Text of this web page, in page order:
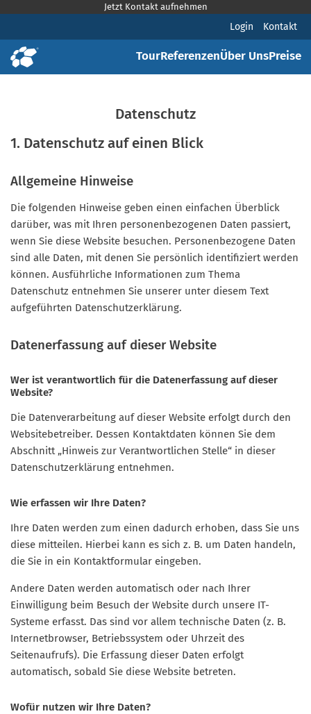
Jetzt Kontakt aufnehmen
Login Kontakt
TourReferenzenÜber UnsPreise
Datenschutz
1. Datenschutz auf einen Blick
Allgemeine Hinweise
Die folgenden Hinweise geben einen einfachen Überblick
darüber, was mit Ihren personenbezogenen Daten passiert,
wenn Sie diese Website besuchen. Personenbezogene Daten
sind alle Daten, mit denen Sie persönlich identifiziert werden
können. Ausführliche Informationen zum Thema
Datenschutz entnehmen Sie unserer unter diesem Text
aufgeführten Datenschutzerklärung.
Datenerfassung auf dieser Website
Wer ist verantwortlich für die Datenerfassung auf dieser
Website?
Die Datenverarbeitung auf dieser Website erfolgt durch den
Websitebetreiber. Dessen Kontaktdaten können Sie dem
Abschnitt „Hinweis zur Verantwortlichen Stelle“ in dieser
Datenschutzerklärung entnehmen.
Wie erfassen wir Ihre Daten?
Ihre Daten werden zum einen dadurch erhoben, dass Sie uns
diese mitteilen. Hierbei kann es sich z. B. um Daten handeln,
die Sie in ein Kontaktformular eingeben.
Andere Daten werden automatisch oder nach Ihrer
Einwilligung beim Besuch der Website durch unsere IT-
Systeme erfasst. Das sind vor allem technische Daten (z. B.
Internetbrowser, Betriebssystem oder Uhrzeit des
Seitenaufrufs). Die Erfassung dieser Daten erfolgt
automatisch, sobald Sie diese Website betreten.
Wofür nutzen wir Ihre Daten?